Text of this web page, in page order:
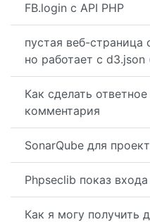
FB.login с API PHP
пустая веб-страница
но работает с d3.json
Как сделать
комментария
SonarQube для
Phpseclib показ
Как я могу получить